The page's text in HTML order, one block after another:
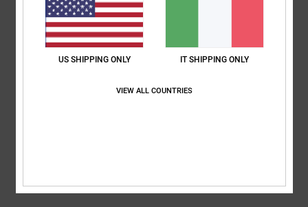
Taglia
Troppo piccolo Troppo grande
5.0
US SHIPPING ONLY IT SHIPPING ONLY
VIEW ALL COUNTRIES